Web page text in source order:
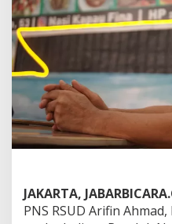
n
j
i
P
n
g
u
h
a
K
JAKARTA,
PNS RSUD Arifin